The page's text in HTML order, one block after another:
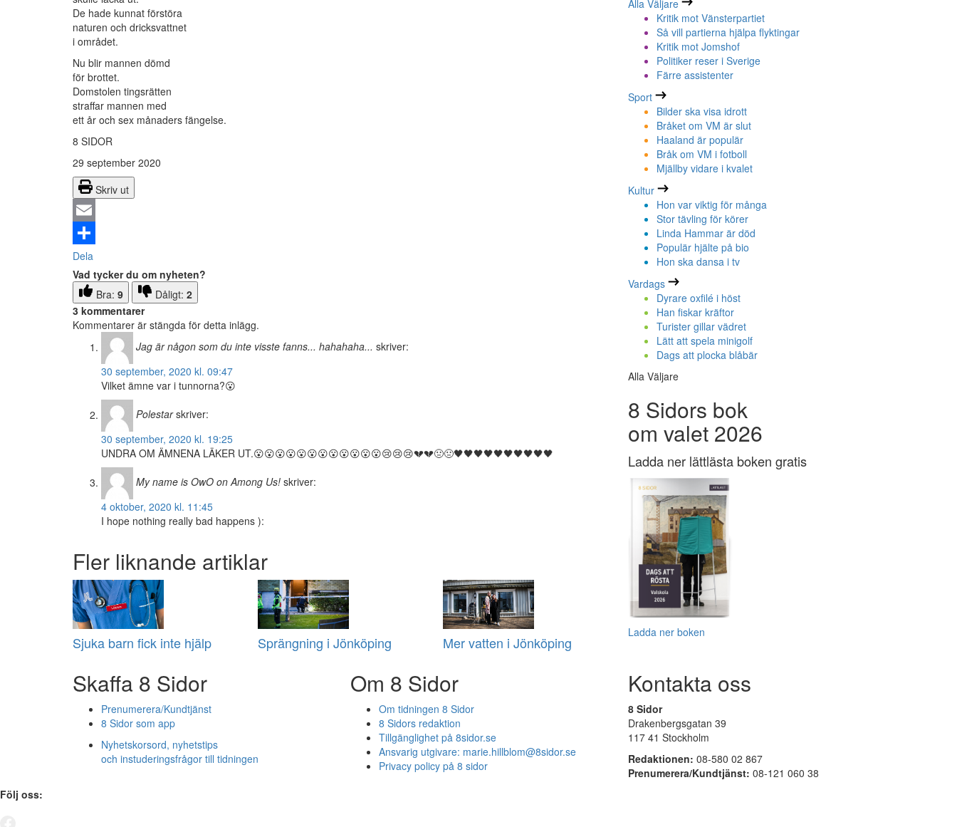
De hade kunnat förstöra
naturen och dricksvattnet
i området.
Nu blir mannen dömd
för brottet.
Domstolen tingsrätten
straffar mannen med
ett år och sex månaders fängelse.
8 SIDOR
29 september 2020
Skriv ut
Email
Dela
Vad tycker du om nyheten?
Bra: 9 Dåligt: 2
3 kommentarer
Kommentarer är stängda för detta inlägg.
Jag är någon som du inte visste fanns... hahahaha... skriver:
30 september, 2020 kl. 09:47
Vilket ämne var i tunnorna?😮
Polestar skriver:
30 september, 2020 kl. 19:25
UNDRA OM ÄMNENA LÄKER UT.😮😮😮😮😮😮😮😮😮😮😮😮😢😢😢💔💔🤢🤢🖤🖤🖤🖤🖤🖤🖤🖤🖤🖤
My name is OwO on Among Us! skriver:
4 oktober, 2020 kl. 11:45
I hope nothing really bad happens ):
Fler liknande artiklar
Sjuka barn fick inte hjälp Sprängning i Jönköping Mer vatten i Jönköping
Alla Väljare
Kritik mot Vänsterpartiet
Så vill partierna hjälpa flyktingar
Kritik mot Jomshof
Politiker reser i Sverige
Färre assistenter
Sport
Bilder ska visa idrott
Bråket om VM är slut
Haaland är populär
Bråk om VM i fotboll
Mjällby vidare i kvalet
Kultur
Hon var viktig för många
Stor tävling för körer
Linda Hammar är död
Populär hjälte på bio
Hon ska dansa i tv
Vardags
Dyrare oxfilé i höst
Han fiskar kräftor
Turister gillar vädret
Lätt att spela minigolf
Dags att plocka blåbär
Alla Väljare
8 Sidors bok
om valet 2026
Ladda ner lättlästa boken gratis
Ladda ner boken
Skaffa 8 Sidor
Prenumerera/Kundtjänst
8 Sidor som app
Nyhetskorsord, nyhetstips
och instuderingsfrågor till tidningen
Om 8 Sidor
Om tidningen 8 Sidor
8 Sidors redaktion
Tillgänglighet på 8sidor.se
Ansvarig utgivare: marie.hillblom@8sidor.se
Privacy policy på 8 sidor
Kontakta oss
8 Sidor
Drakenbergsgatan 39
117 41 Stockholm
Redaktionen: 08-580 02 867
Prenumerera/Kundtjänst: 08-121 060 38
Följ oss: